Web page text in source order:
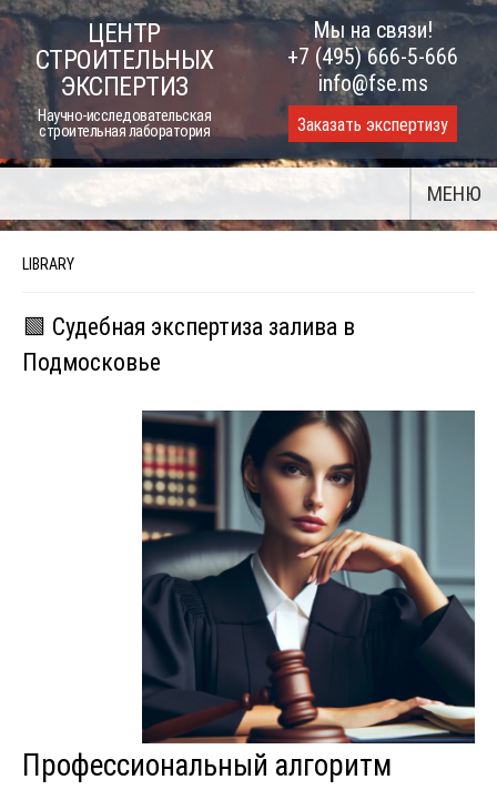
Skip
to
content
ЦЕНТР
СТРОИТЕЛЬНЫХ
ЭКСПЕРТИЗ
Научно-исследовательская
строительная лаборатория
Мы на связи!
+7 (495) 666-5-666
info@fse.ms
Заказать экспертизу
МЕНЮ
LIBRARY
🟩 Судебная экспертиза залива в
Подмосковье
Профессиональный алгоритм